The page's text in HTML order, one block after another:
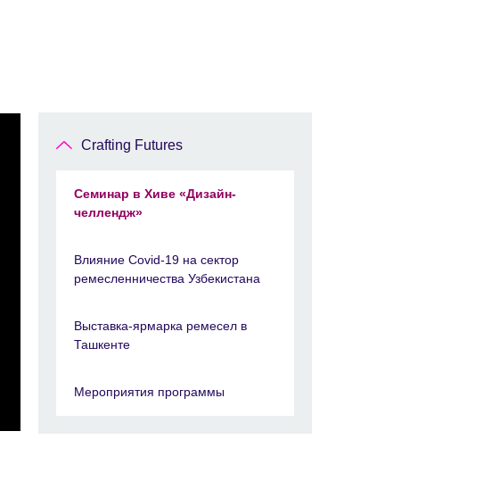
Crafting Futures
Семинар в Хиве «Дизайн-
челлендж»
Влияние Covid-19 на сектор
ремесленничества Узбекистана
Выставка-ярмарка ремесел в
Ташкенте
Мероприятия программы